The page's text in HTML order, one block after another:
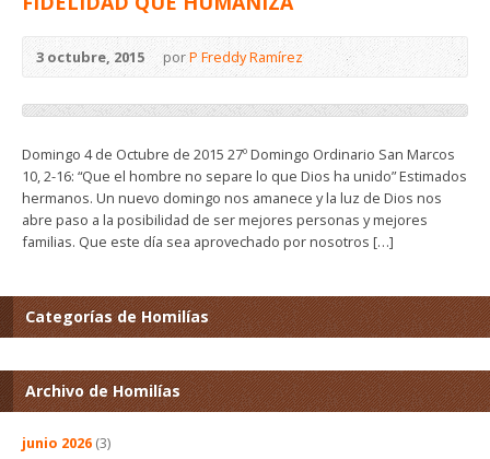
3 octubre, 2015 porP Freddy Ramírez
Domingo 4 de Octubre de 2015 27º Domingo Ordinario San Marcos
10, 2-16: “Que el hombre no separe lo que Dios ha unido” Estimados
hermanos. Un nuevo domingo nos amanece y la luz de Dios nos
abre paso a la posibilidad de ser mejores personas y mejores
familias. Que este día sea aprovechado por nosotros […]
Categorías de Homilías
Archivo de Homilías
junio 2026 (3)